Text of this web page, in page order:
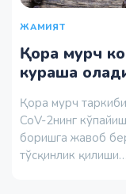
ЖАМИЯТ
Қора мурч
кураша
Қора мурч
CoV-2нинг
боришга жавоб
тўсқинлик